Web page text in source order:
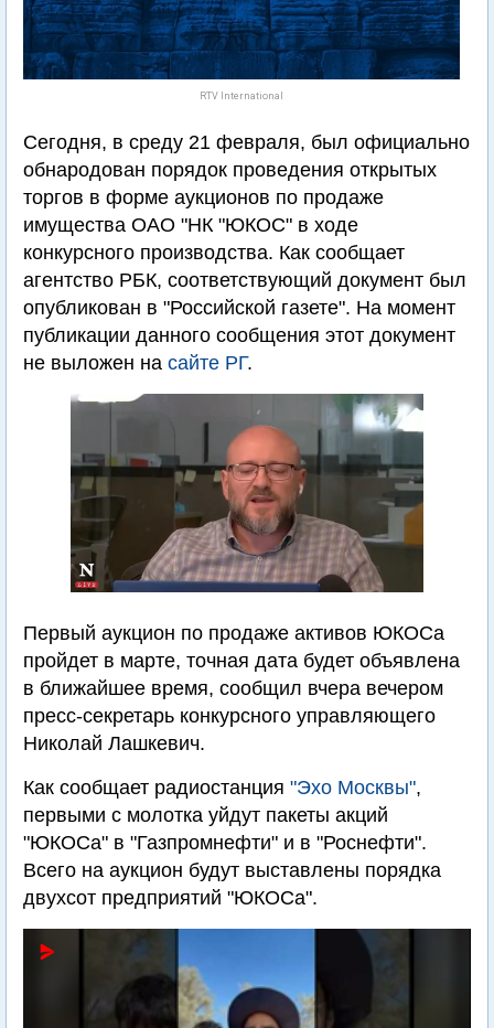
RTV International
Сегодня, в среду 21 февраля, был официально
обнародован порядок проведения открытых
торгов в форме аукционов по продаже
имущества ОАО "НК "ЮКОС" в ходе
конкурсного производства. Как сообщает
агентство РБК, соответствующий документ был
опубликован в "Российской газете". На момент
публикации данного сообщения этот документ
не выложен на сайте РГ.
Первый аукцион по продаже активов ЮКОСа
пройдет в марте, точная дата будет объявлена
в ближайшее время, сообщил вчера вечером
пресс-секретарь конкурсного управляющего
Николай Лашкевич.
Как сообщает радиостанция "Эхо Москвы",
первыми с молотка уйдут пакеты акций
"ЮКОСа" в "Газпромнефти" и в "Роснефти".
Всего на аукцион будут выставлены порядка
двухсот предприятий "ЮКОСа".